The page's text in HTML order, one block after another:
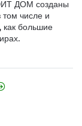
ДОМ созданы
числе и
большие